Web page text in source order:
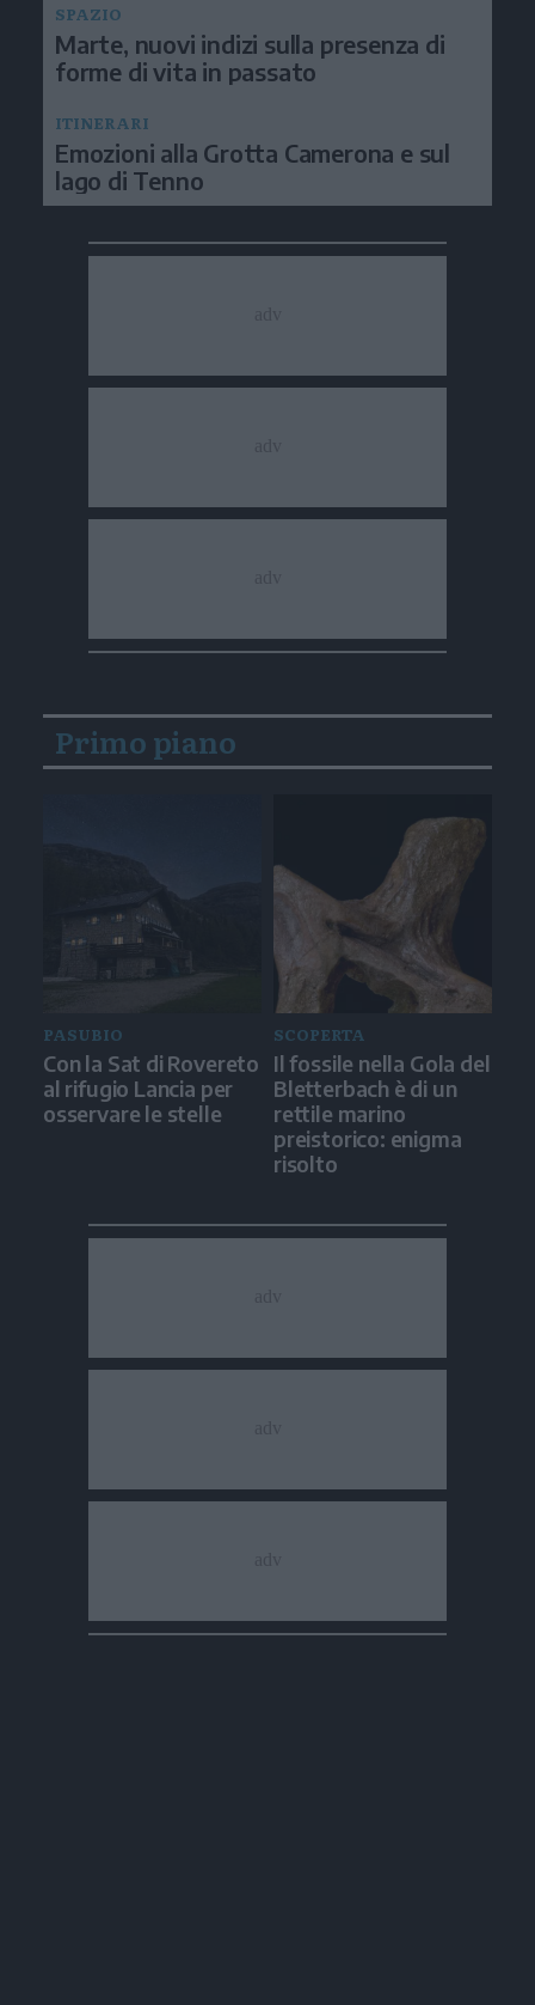
SPAZIO
Marte, nuovi indizi sulla presenza di
forme di vita in passato
ITINERARI
Emozioni alla Grotta Camerona e sul
lago di Tenno
Primo piano
PASUBIO
Con la Sat di Rovereto
al rifugio Lancia per
osservare le stelle
SCOPERTA
Il fossile nella Gola del
Bletterbach è di un
rettile marino
preistorico: enigma
risolto